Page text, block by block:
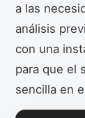
a las
análisis
con una
para que el
sencilla en